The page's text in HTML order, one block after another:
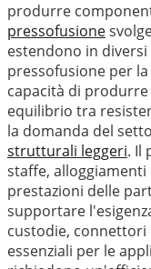
produrre
pressofusione
estendono in
pressofusione per
capacità di produrre
equilibrio tra
la domanda del
strutturali leggeri. Il
staffe,
prestazioni delle
supportare
custodie, connettori
essenziali per le